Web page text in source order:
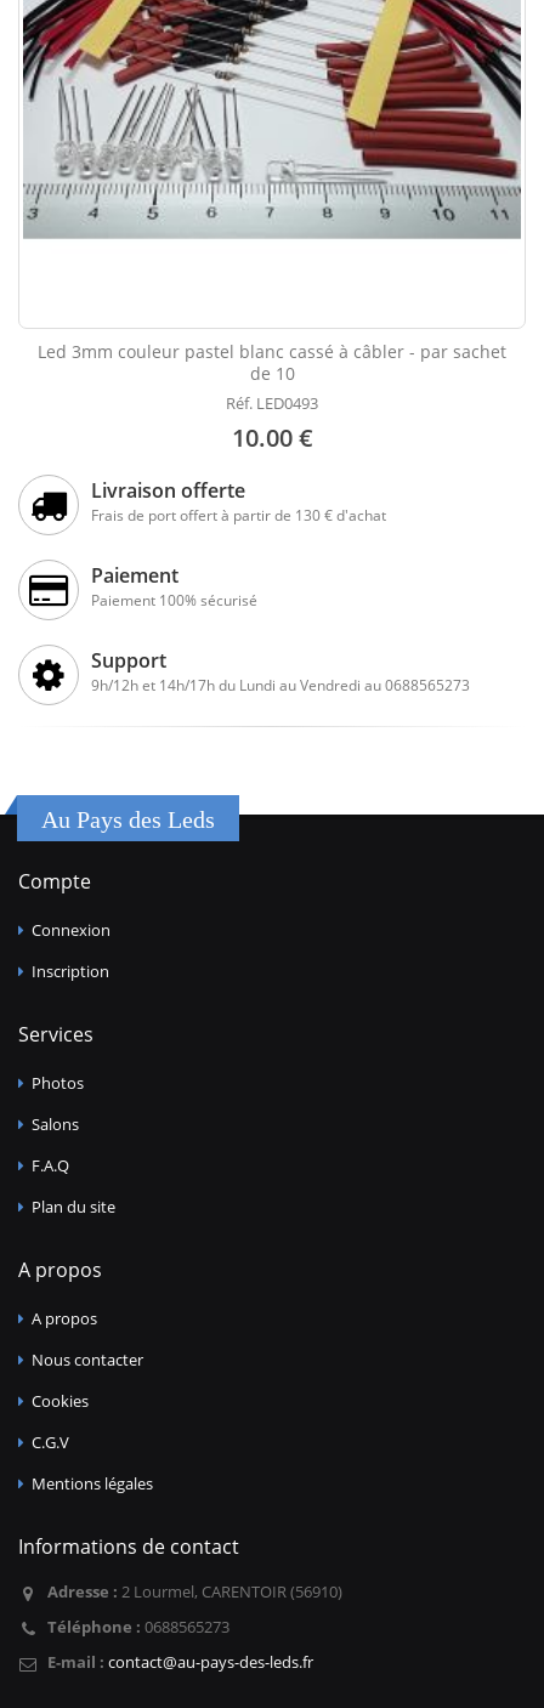
Led 3mm couleur pastel blanc cassé à câbler - par sachet
de 10
Réf. LED0493
10.00 €
Livraison offerte
Frais de port offert à partir de 130 € d'achat
Paiement
Paiement 100% sécurisé
Support
9h/12h et 14h/17h du Lundi au Vendredi au 0688565273
Au Pays des Leds
Compte
Connexion
Inscription
Services
Photos
Salons
F.A.Q
Plan du site
A propos
A propos
Nous contacter
Cookies
C.G.V
Mentions légales
Informations de contact
Adresse : 2 Lourmel, CARENTOIR (56910)
Téléphone : 0688565273
E-mail : contact@au-pays-des-leds.fr